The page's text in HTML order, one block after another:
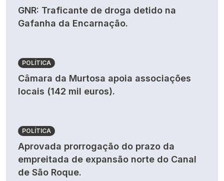
GNR: Traficante de droga detido na
Gafanha da Encarnação.
POLÍTICA
Câmara da Murtosa apoia associações
locais (142 mil euros).
POLÍTICA
Aprovada prorrogação do prazo da
empreitada de expansão norte do Canal
de São Roque.